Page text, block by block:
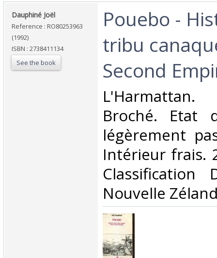
‎Dauphiné Joël‎
Reference : RO80253963
(1992)
ISBN : 2738411134
See the book
‎Pouebo -
tribu
Second
Broché. Etat
légèrement
Intérieur frais.
Classification
Nouvelle